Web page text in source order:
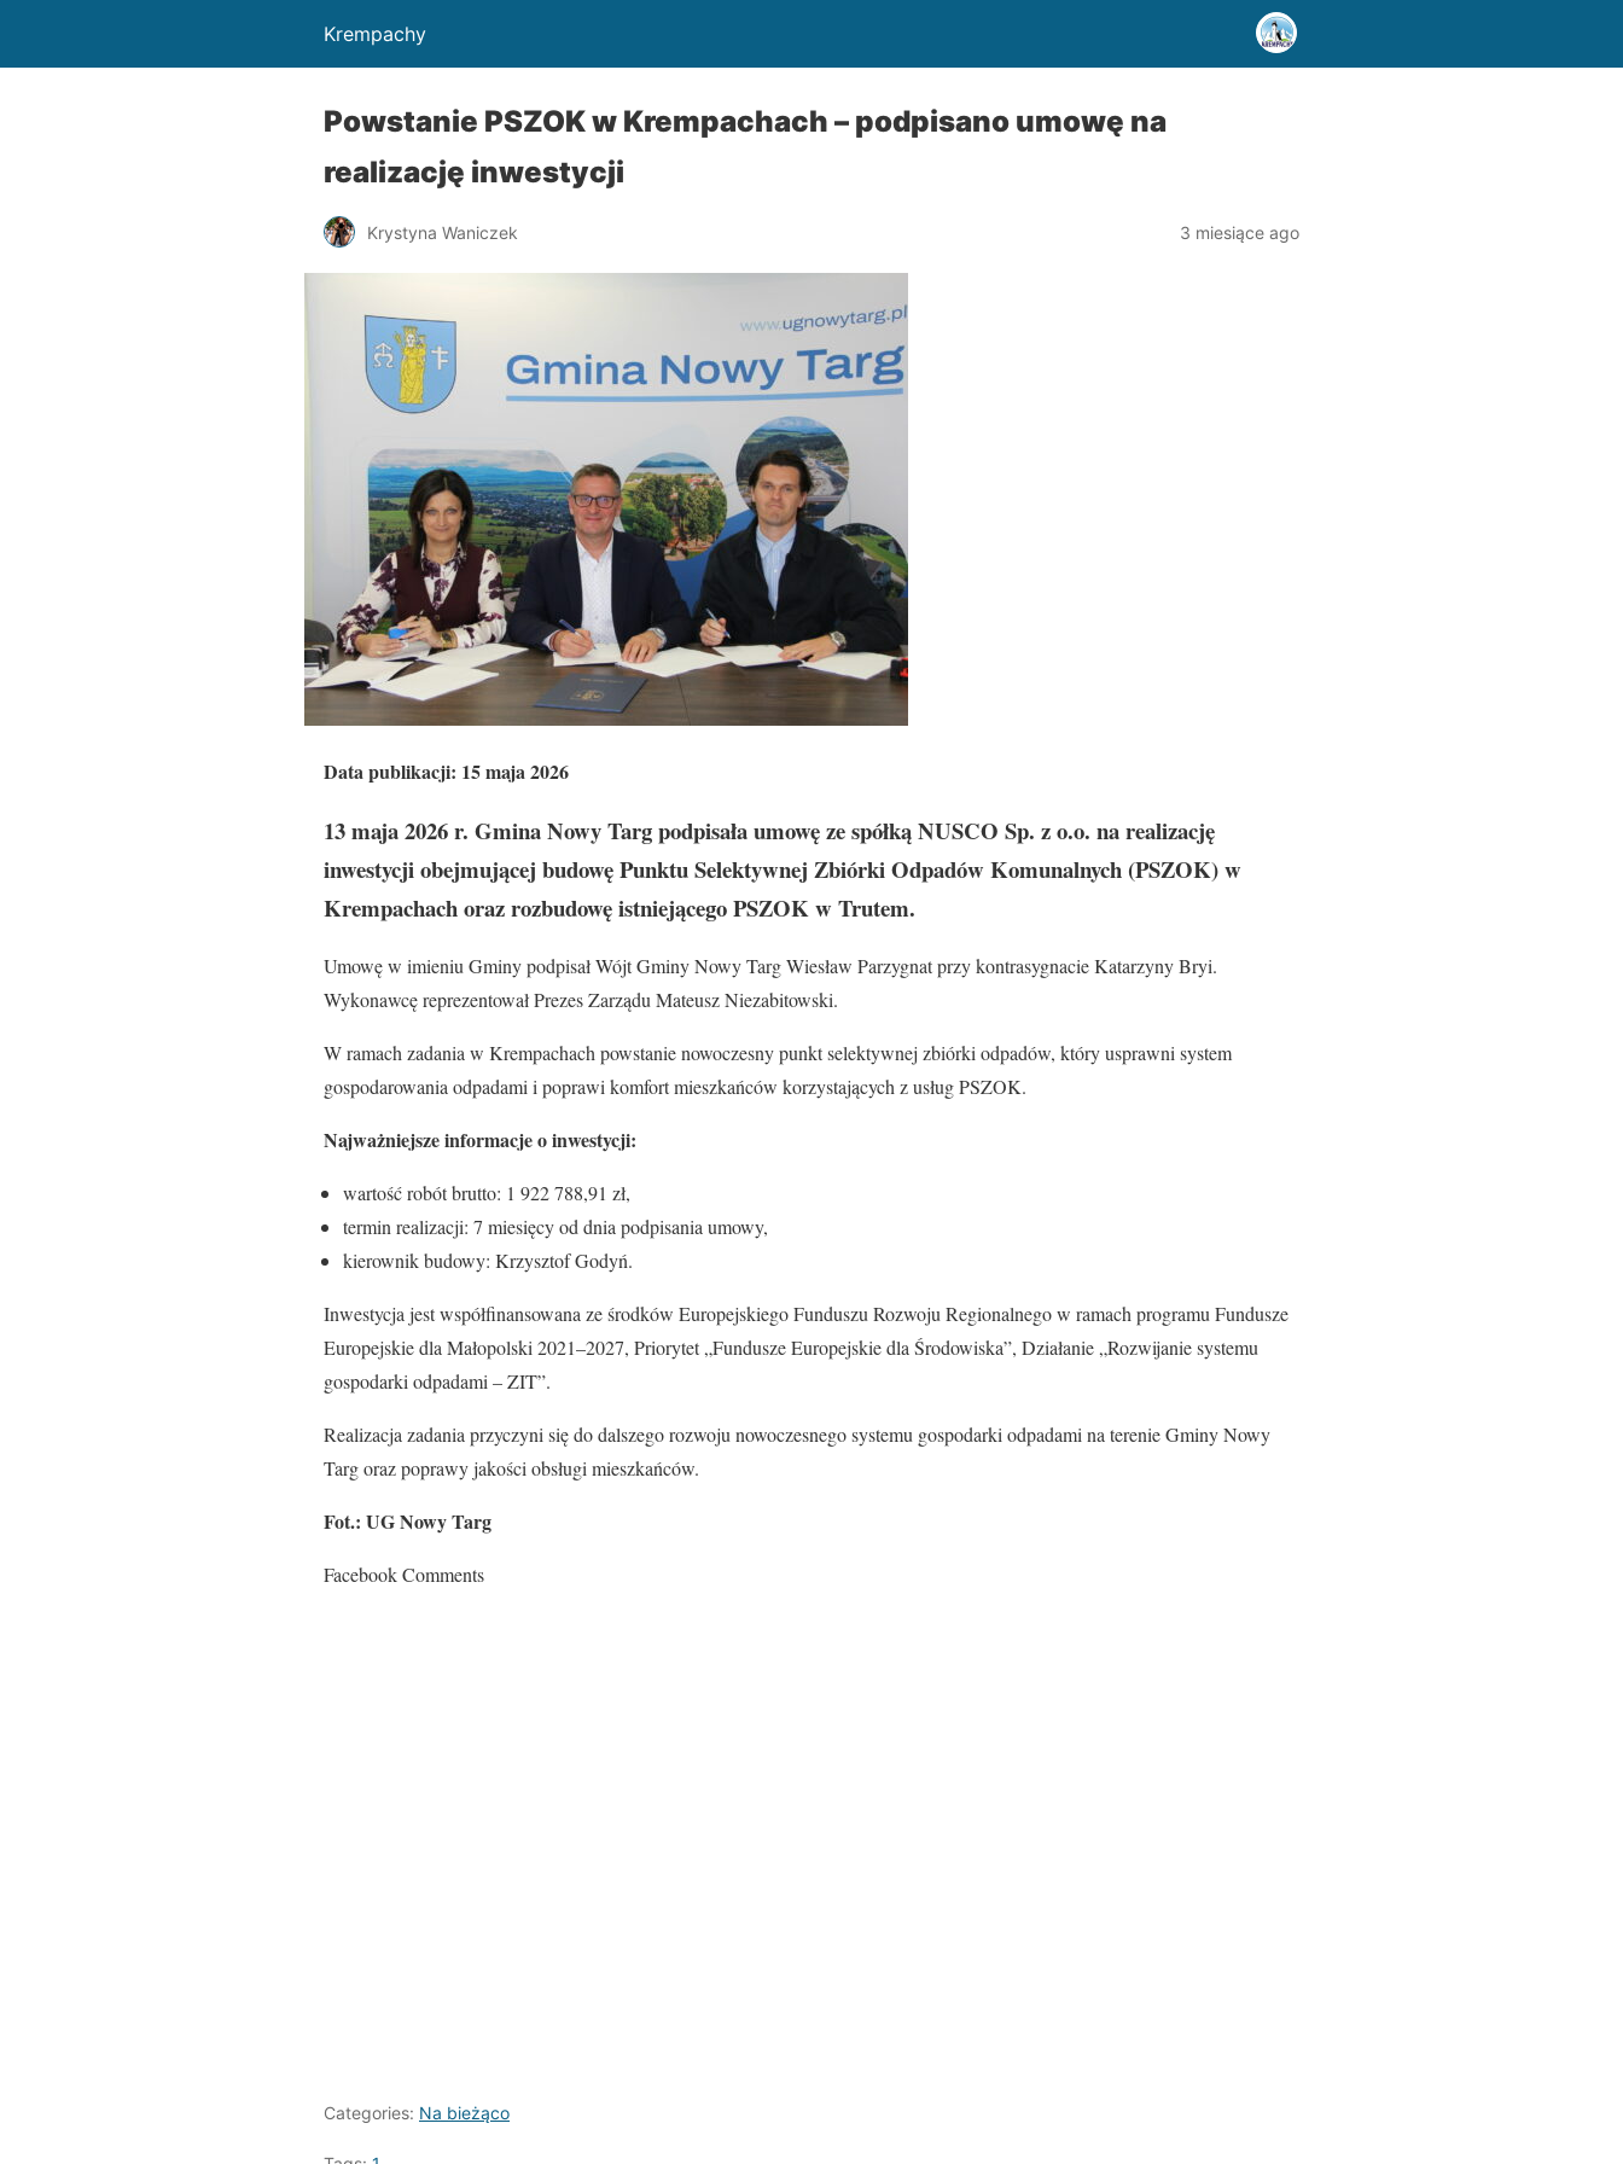
Krempachy
Powstanie PSZOK w Krempachach – podpisano umowę na
realizację inwestycji
Krystyna Waniczek 3 miesiące ago
Data publikacji: 15 maja 2026
13 maja 2026 r. Gmina Nowy Targ podpisała umowę ze spółką NUSCO Sp. z o.o. na realizację
inwestycji obejmującej budowę Punktu Selektywnej Zbiórki Odpadów Komunalnych (PSZOK) w
Krempachach oraz rozbudowę istniejącego PSZOK w Trutem.
Umowę w imieniu Gminy podpisał Wójt Gminy Nowy Targ Wiesław Parzygnat przy kontrasygnacie Katarzyny Bryi.
Wykonawcę reprezentował Prezes Zarządu Mateusz Niezabitowski.
W ramach zadania w Krempachach powstanie nowoczesny punkt selektywnej zbiórki odpadów, który usprawni system
gospodarowania odpadami i poprawi komfort mieszkańców korzystających z usług PSZOK.
Najważniejsze informacje o inwestycji:
wartość robót brutto: 1 922 788,91 zł,
termin realizacji: 7 miesięcy od dnia podpisania umowy,
kierownik budowy: Krzysztof Godyń.
Inwestycja jest współfinansowana ze środków Europejskiego Funduszu Rozwoju Regionalnego w ramach programu Fundusze
Europejskie dla Małopolski 2021–2027, Priorytet „Fundusze Europejskie dla Środowiska”, Działanie „Rozwijanie systemu
gospodarki odpadami – ZIT”.
Realizacja zadania przyczyni się do dalszego rozwoju nowoczesnego systemu gospodarki odpadami na terenie Gminy Nowy
Targ oraz poprawy jakości obsługi mieszkańców.
Fot.: UG Nowy Targ
Facebook Comments
Categories: Na bieżąco